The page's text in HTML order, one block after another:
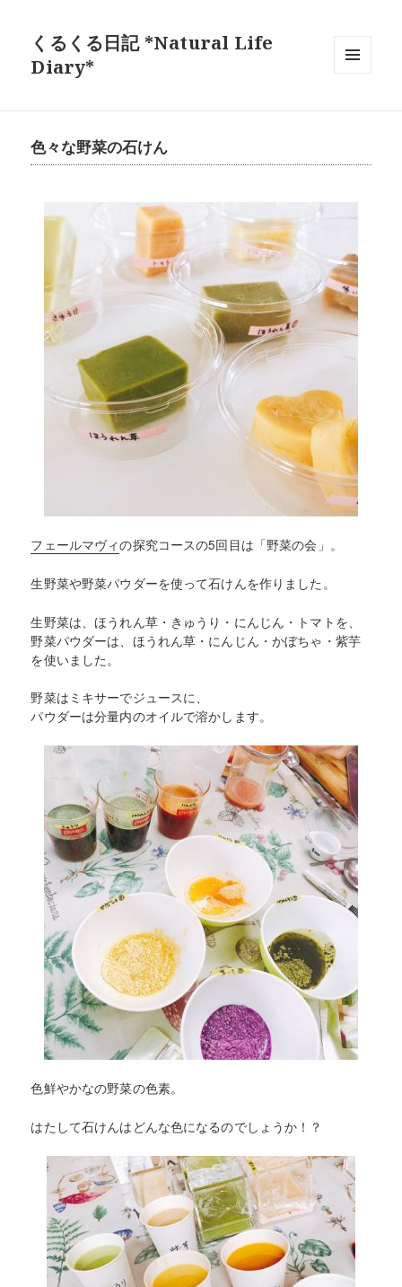
くるくる日記 *Natural Life
Diary*
色々な野菜の石けん
フェールマヴィの探究コースの5回目は「野菜の会」。
生野菜や野菜パウダーを使って石けんを作りました。
生野菜は、ほうれん草・きゅうり・にんじん・トマトを、
野菜パウダーは、ほうれん草・にんじん・かぼちゃ・紫芋
を使いました。
野菜はミキサーでジュースに、
パウダーは分量内のオイルで溶かします。
色鮮やかなの野菜の色素。
はたして石けんはどんな色になるのでしょうか！？